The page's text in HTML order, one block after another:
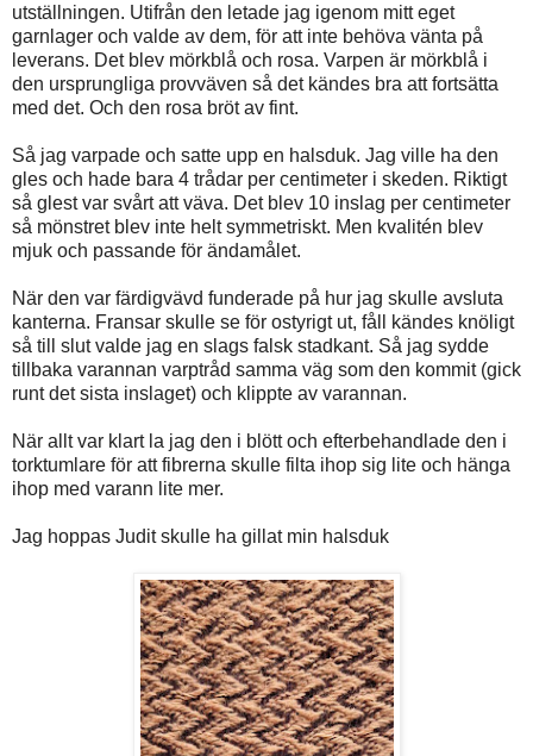
utställningen. Utifrån den letade jag igenom mitt eget
garnlager och valde av dem, för att inte behöva vänta på
leverans. Det blev mörkblå och rosa. Varpen är mörkblå i
den ursprungliga provväven så det kändes bra att fortsätta
med det. Och den rosa bröt av fint.
Så jag varpade och satte upp en halsduk. Jag ville ha den
gles och hade bara 4 trådar per centimeter i skeden. Riktigt
så glest var svårt att väva. Det blev 10 inslag per centimeter
så mönstret blev inte helt symmetriskt. Men kvalitén blev
mjuk och passande för ändamålet.
När den var färdigvävd funderade på hur jag skulle avsluta
kanterna. Fransar skulle se för ostyrigt ut, fåll kändes knöligt
så till slut valde jag en slags falsk stadkant. Så jag sydde
tillbaka varannan varptråd samma väg som den kommit (gick
runt det sista inslaget) och klippte av varannan.
När allt var klart la jag den i blött och efterbehandlade den i
torktumlare för att fibrerna skulle filta ihop sig lite och hänga
ihop med varann lite mer.
Jag hoppas Judit skulle ha gillat min halsduk